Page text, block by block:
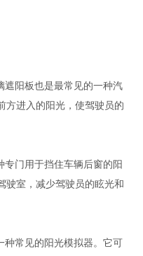
阳板也是最常见的一种汽
方进入的阳光，使驾驶员的
门用于挡住车辆后窗的阳
驶室，减少驾驶员的眩光和
常见的阳光模拟器。它可